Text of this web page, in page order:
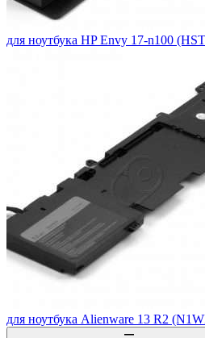
для ноутбука HP Envy 17-n100
для ноутбука Alienware 13 R2